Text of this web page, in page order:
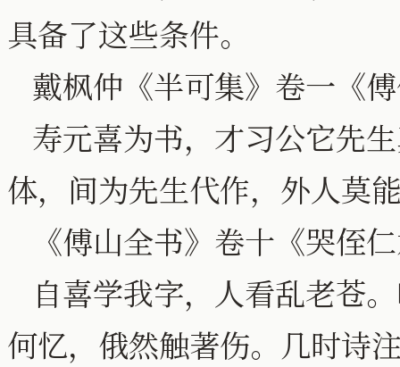
具备了这些条件。
戴枫仲《半可集》卷一《
寿元喜为书，才习公它先
体，间为先生代作，外人莫
《傅山全书》卷十《哭侄
自喜学我字，人看乱老苍
何忆，俄然触著伤。几时诗